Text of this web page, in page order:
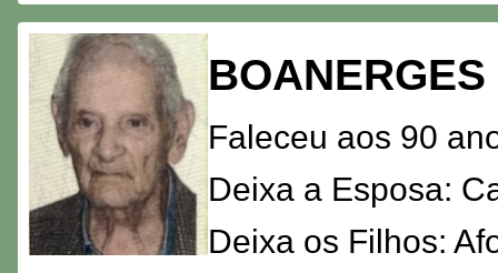
Faleceu aos 90
Deixa a Esposa:
Deixa os Filhos: